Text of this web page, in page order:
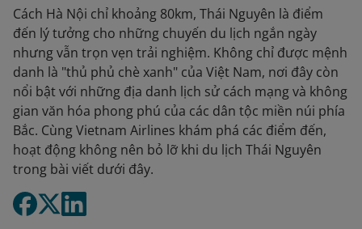
Cách Hà Nội chỉ khoảng 80km, Thái Nguyên là điểm
đến lý tưởng cho những chuyến du lịch ngắn ngày
nhưng vẫn trọn vẹn trải nghiệm. Không chỉ được mệnh
danh là "thủ phủ chè xanh" của Việt Nam, nơi đây còn
nổi bật với những địa danh lịch sử cách mạng và không
gian văn hóa phong phú của các dân tộc miền núi phía
Bắc. Cùng Vietnam Airlines khám phá các điểm đến,
hoạt động không nên bỏ lỡ khi du lịch Thái Nguyên
trong bài viết dưới đây.